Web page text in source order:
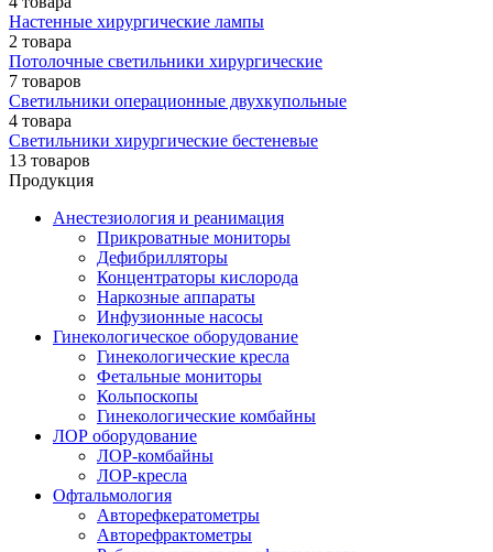
Настенные хирургические лампы
2 товара
Потолочные светильники хирургические
7 товаров
Светильники операционные двухкупольные
4 товара
Светильники хирургические бестеневые
13 товаров
Продукция
Анестезиология и реанимация
Прикроватные мониторы
Дефибрилляторы
Концентраторы кислорода
Наркозные аппараты
Инфузионные насосы
Гинекологическое оборудование
Гинекологические кресла
Фетальные мониторы
Кольпоскопы
Гинекологические комбайны
ЛОР оборудование
ЛОР-комбайны
ЛОР-кресла
Офтальмология
Авторефкератометры
Авторефрактометры